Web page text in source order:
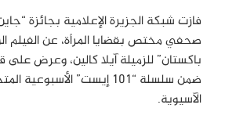
فازت شبكة الجزيرة الإعلامية بجائزة
صحفي مختص بقضايا المرأة، عن الفيلم
باكستان” للزميلة آيلا كالين، وعرض على
ضمن سلسلة “101 إيست”
الآسيوية.